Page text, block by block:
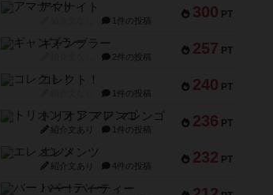
300 PT
アマナイト
1件の投稿
257 PT
ギャンブラー
2件の投稿
240 PT
コレクト！
1件の投稿
236 PT
トリオンフ ア マレンゴ
紹介文あり 1件の投稿
232 PT
エレメンツ
紹介文あり 4件の投稿
バー！パーティー